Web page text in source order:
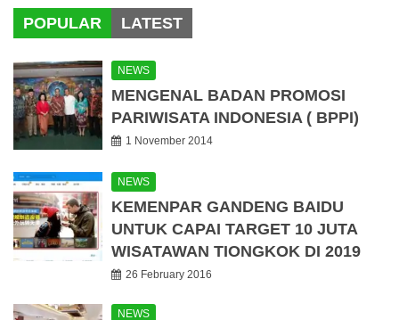
POPULAR LATEST
NEWS
MENGENAL BADAN PROMOSI
PARIWISATA INDONESIA ( BPPI)
1 November 2014
NEWS
KEMENPAR GANDENG BAIDU
UNTUK CAPAI TARGET 10 JUTA
WISATAWAN TIONGKOK DI 2019
26 February 2016
NEWS